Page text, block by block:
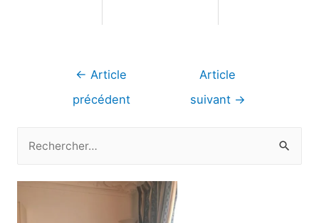
Navigation
← Article
précédent
Article
suivant →
c
h